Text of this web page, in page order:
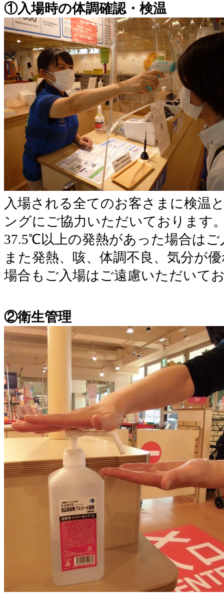
①入場時の体調確認・検温
入場される全てのお客さまに検温
ングにご協力いただいております
37.5℃以上の発熱があった場合は
また発熱、咳、体調不良、気分が
場合もご入場はご遠慮いただいて
②衛生管理